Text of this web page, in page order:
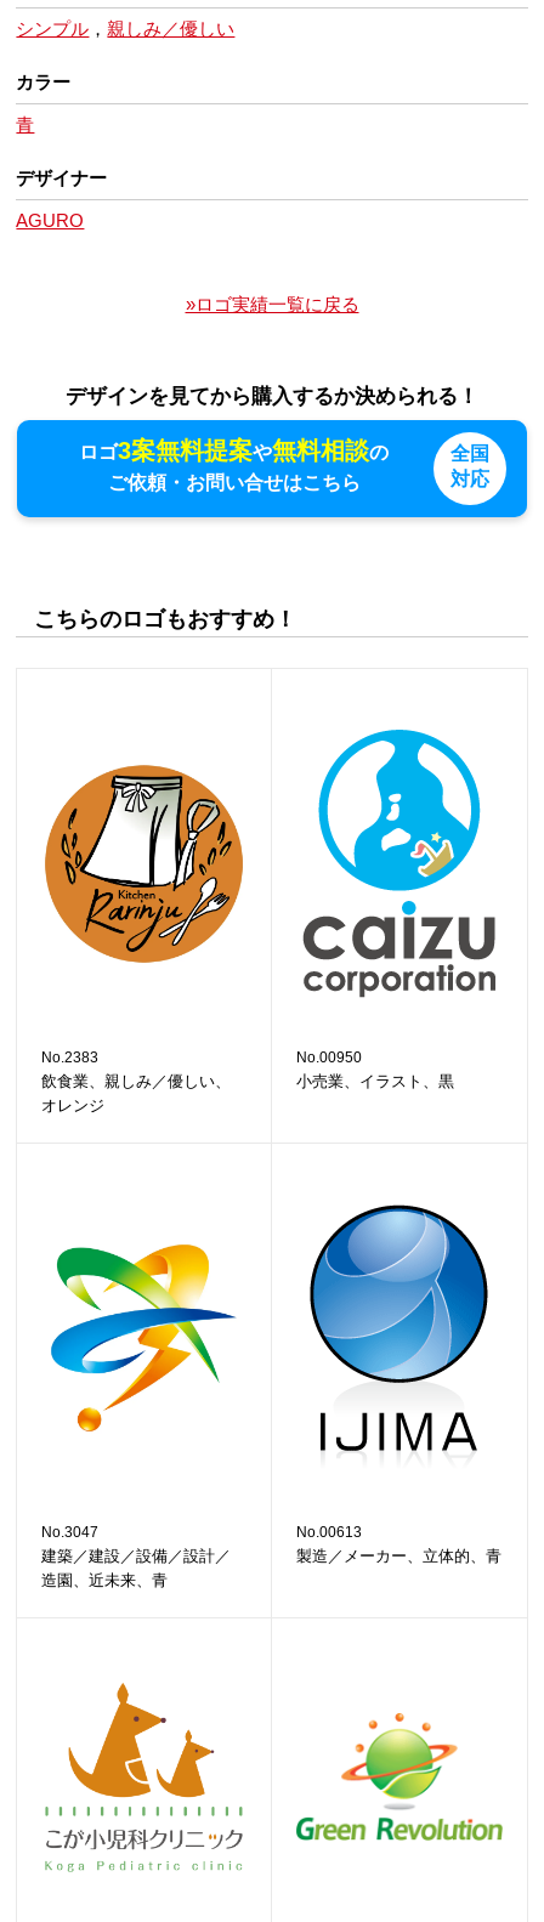
シンプル ， 親しみ／優しい
カラー
青
デザイナー
AGURO
»ロゴ実績一覧に戻る
デザインを見てから購入するか決められる！
ロゴ3案無料提案や無料相談の
ご依頼・お問い合せはこちら
全国
対応
こちらのロゴもおすすめ！
No.2383
飲食業、親しみ／優しい、
オレンジ
No.00950
小売業、イラスト、黒
No.3047
建築／建設／設備／設計／
造園、近未来、青
No.00613
製造／メーカー、立体的、青